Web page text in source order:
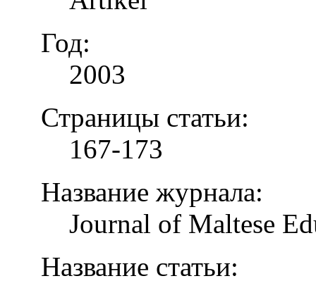
Год:
2003
Страницы статьи:
167-173
Название журнала:
Journal of Maltese
Название статьи: